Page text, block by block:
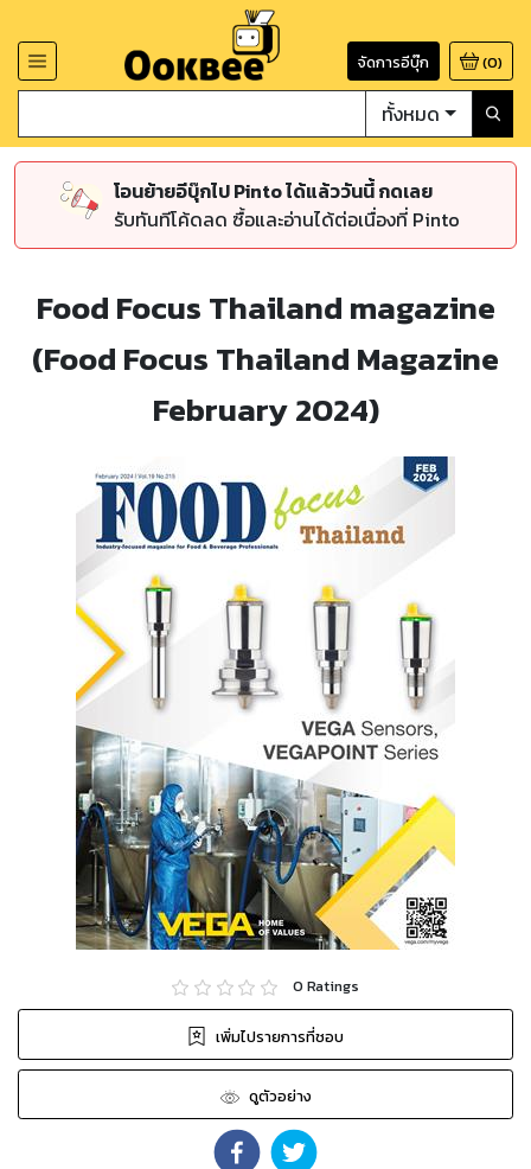
จัดการอีบุ๊ก (0)
ทั้งหมด
โอนย้ายอีบุ๊กไป Pinto ได้แล้ววันนี้ กดเลย
รับทันทีโค้ดลด ซื้อและอ่านได้ต่อเนื่องที่ Pinto
Food Focus Thailand magazine
(Food Focus Thailand Magazine
February 2024)
0 Ratings
เพิ่มไปรายการที่ชอบ
ดูตัวอย่าง